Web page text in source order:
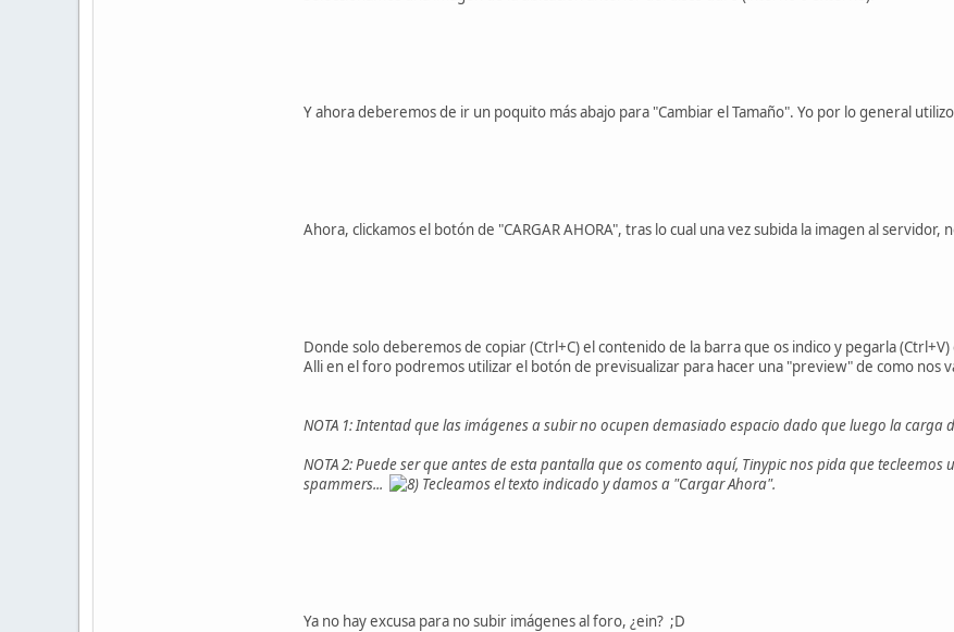
Y ahora deberemos de ir un poquito más abajo para "Cambiar el Tamaño". Yo por lo general
Ahora, clickamos el botón de "CARGAR AHORA", tras lo cual una vez subida la imagen al servidor,
Donde solo deberemos de copiar (Ctrl+C) el contenido de la barra que os indico y pegarla
Alli en el foro podremos utilizar el botón de previsualizar para hacer una "preview" de como nos
NOTA 1: Intentad que las imágenes a subir no ocupen demasiado espacio dado que luego la carga
NOTA 2: Puede ser que antes de esta pantalla que os comento aquí, Tinypic nos pida que
spammers...
Tecleamos el texto indicado y damos a "Cargar Ahora".
Ya no hay excusa para no subir imágenes al foro, ¿ein? ;D